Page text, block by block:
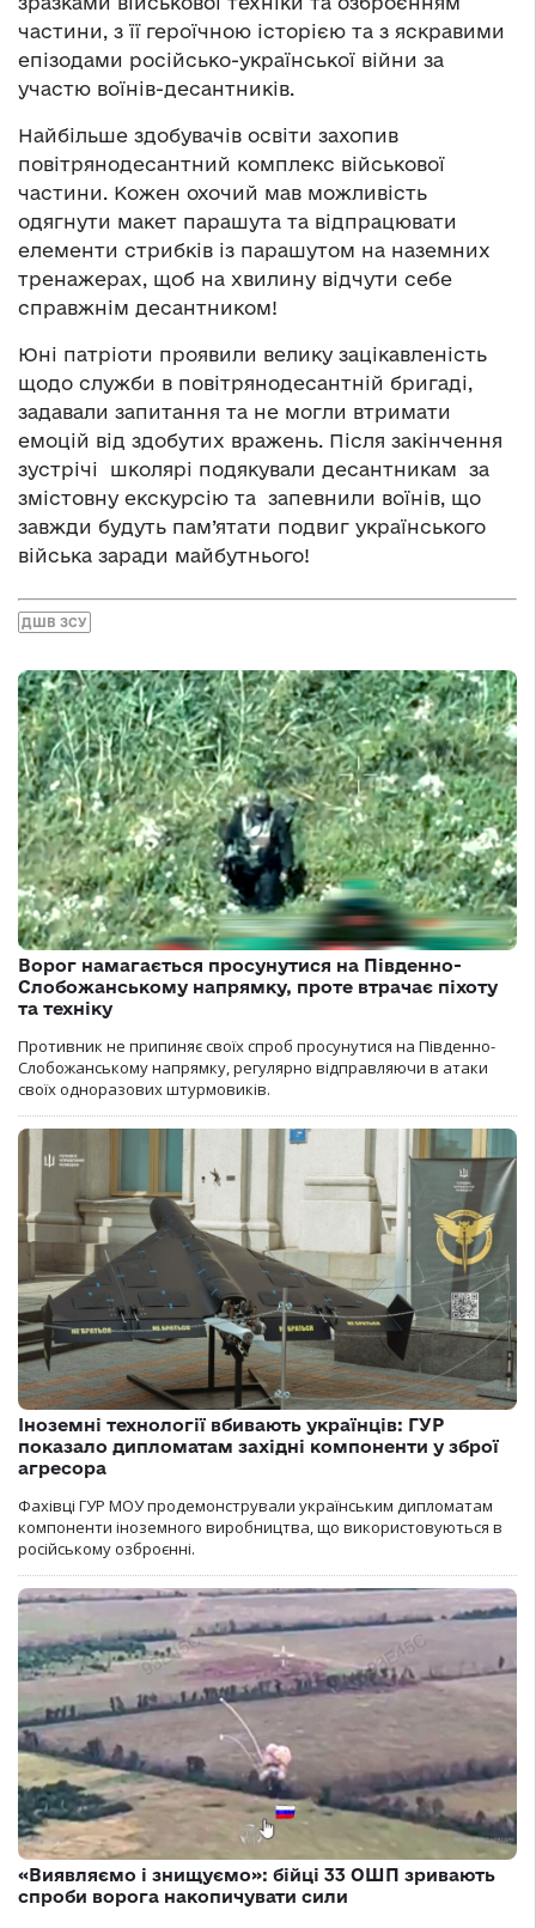
частини, з її героїчною історією та з яскравими
епізодами російсько-української війни за
участю воїнів-десантників.
Найбільше здобувачів освіти захопив
повітрянодесантний комплекс військової
частини. Кожен охочий мав можливість
одягнути макет парашута та відпрацювати
елементи стрибків із парашутом на наземних
тренажерах, щоб на хвилину відчути себе
справжнім десантником!
Юні патріоти проявили велику зацікавленість
щодо служби в повітрянодесантній бригаді,
задавали запитання та не могли втримати
емоцій від здобутих вражень. Після закінчення
зустрічі школярі подякували десантникам за
змістовну екскурсію та запевнили воїнів, що
завжди будуть пам’ятати подвиг українського
війська заради майбутнього!
ДШВ ЗСУ
Ворог намагається просунутися на Південно-
Слобожанському напрямку, проте втрачає піхоту
та техніку
Противник не припиняє своїх спроб просунутися на Південно-
Слобожанському напрямку, регулярно відправляючи в атаки
своїх одноразових штурмовиків.
Іноземні технології вбивають українців: ГУР
показало дипломатам західні компоненти у зброї
агресора
Фахівці ГУР МОУ продемонстрували українським дипломатам
компоненти іноземного виробництва, що використовуються в
російському озброєнні.
«Виявляємо і знищуємо»: бійці 33 ОШП зривають
спроби ворога накопичувати сили